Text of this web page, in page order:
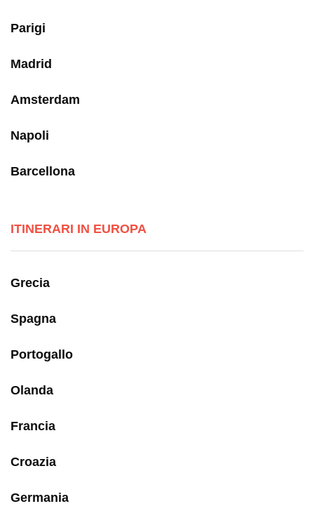
Parigi
Madrid
Amsterdam
Napoli
Barcellona
ITINERARI IN EUROPA
Grecia
Spagna
Portogallo
Olanda
Francia
Croazia
Germania